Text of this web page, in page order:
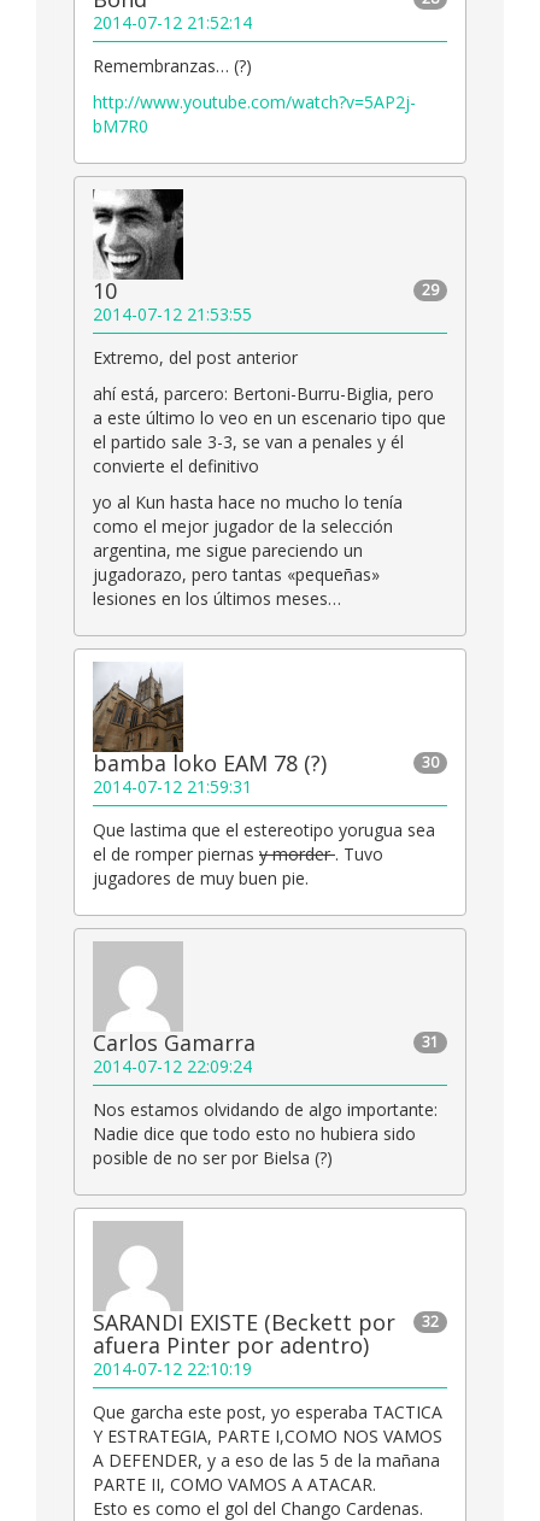
2014-07-12 21:52:14
Remembranzas… (?)
http://www.youtube.com/watch?v=5AP2j-
bM7R0
29
10
2014-07-12 21:53:55
Extremo, del post anterior
ahí está, parcero: Bertoni-Burru-Biglia, pero
a este último lo veo en un escenario tipo que
el partido sale 3-3, se van a penales y él
convierte el definitivo
yo al Kun hasta hace no mucho lo tenía
como el mejor jugador de la selección
argentina, me sigue pareciendo un
jugadorazo, pero tantas «pequeñas»
lesiones en los últimos meses…
30
bamba loko EAM 78 (?)
2014-07-12 21:59:31
Que lastima que el estereotipo yorugua sea
el de romper piernas y morder. Tuvo
jugadores de muy buen pie.
31
Carlos Gamarra
2014-07-12 22:09:24
Nos estamos olvidando de algo importante:
Nadie dice que todo esto no hubiera sido
posible de no ser por Bielsa (?)
32
SARANDI EXISTE (Beckett por
afuera Pinter por adentro)
2014-07-12 22:10:19
Que garcha este post, yo esperaba TACTICA
Y ESTRATEGIA, PARTE I,COMO NOS VAMOS
A DEFENDER, y a eso de las 5 de la mañana
PARTE II, COMO VAMOS A ATACAR.
Esto es como el gol del Chango Cardenas.